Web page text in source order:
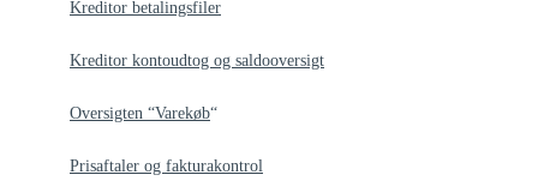
Kreditor betalingsfiler
Kreditor kontoudtog og saldooversigt
Oversigten “Varekøb“
Prisaftaler og fakturakontrol